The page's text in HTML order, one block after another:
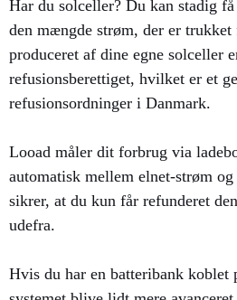
Har du solceller? Du kan stadig
den mængde strøm, der er
produceret af dine egne solceller
refusionsberettiget, hvilket er et
refusionsordninger i Danmark.
Looad måler dit forbrug via
automatisk mellem elnet-strøm
sikrer, at du kun får refunderet
udefra.
Hvis du har en batteribank koblet